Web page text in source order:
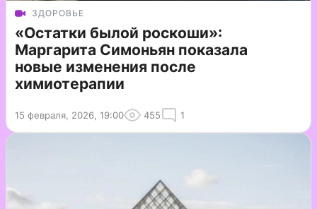
ЗДОРОВЬЕ
«Остатки былой роскоши»:
Маргарита Симоньян показала
новые изменения после
химиотерапии
15 февраля, 2026, 19:00 455 1